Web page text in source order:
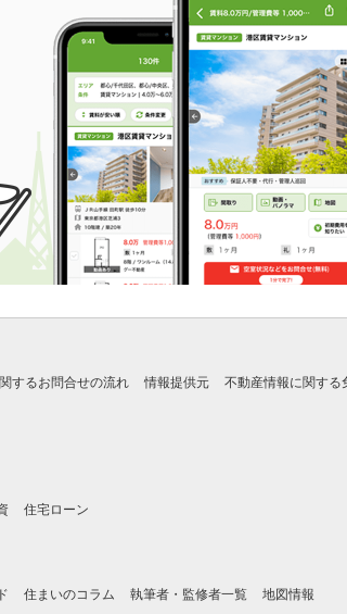
するお問合せの流れ 情報提供元 不動産情報に関する
住宅ローン
住まいのコラム 執筆者・監修者一覧 地図情報